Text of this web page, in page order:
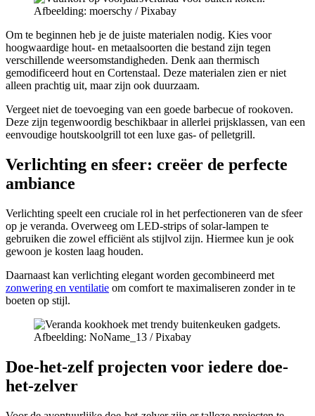
Afbeelding: moerschy / Pixabay
Om te beginnen heb je de juiste materialen nodig. Kies voor
hoogwaardige hout- en metaalsoorten die bestand zijn tegen
verschillende weersomstandigheden. Denk aan thermisch
gemodificeerd hout en Cortenstaal. Deze materialen zien er niet
alleen prachtig uit, maar zijn ook duurzaam.
Vergeet niet de toevoeging van een goede barbecue of rookoven.
Deze zijn tegenwoordig beschikbaar in allerlei prijsklassen, van een
eenvoudige houtskoolgrill tot een luxe gas- of pelletgrill.
Verlichting en sfeer: creëer de perfecte
ambiance
Verlichting speelt een cruciale rol in het perfectioneren van de sfeer
op je veranda. Overweeg om LED-strips of solar-lampen te
gebruiken die zowel efficiënt als stijlvol zijn. Hiermee kun je ook
gewoon je kosten laag houden.
Daarnaast kan verlichting elegant worden gecombineerd met
zonwering en ventilatie om comfort te maximaliseren zonder in te
boeten op stijl.
Afbeelding: NoName_13 / Pixabay
Doe-het-zelf projecten voor iedere doe-
het-zelver